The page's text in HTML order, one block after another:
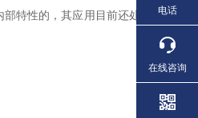
特性的，其应用目前还处
电话
在线咨询